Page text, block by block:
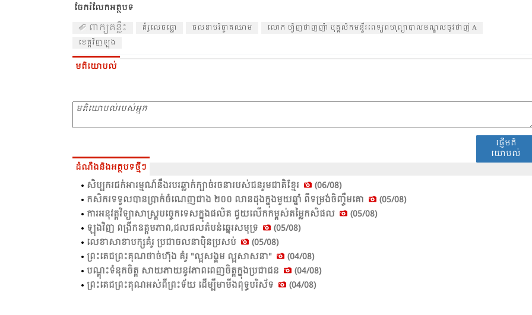
ចែករំលែកអត្ថបទ
ពាក្យគន្លឹះ គំរូ​លេច​ធ្លោ ចលនា​បរិច្ចាគ​ឈាម
លោក ហ្វិញ​ថាញ​ញ៉ា បុគ្គ​លិក​មន្ទីរ​ពេទ្យ​ពហុ​ព្យា​បាល​មណ្ឌល​ចូវ​ថាញ់ A
ខេត្ត​វិញ​ឡុង
មតិយោបល់
ផ្ញើមតិ
យោបល់
ដំណឹងនិងអត្ថបទថ្មីៗ
សិប្បករជក់អារម្មណ៍នឹងរបរឆ្លាក់ក្បាច់រចនារបស់ជនរួមជាតិខ្មែរ
(06/08)
កសិ​ករ​ទទួល​បាន​ប្រាក់​ចំ​ណេញ​ជាង​ ២០០ លាន​ដុង​ក្នុង​មួយ​ឆ្នាំ​ ពី​ទម្រង់​ចិញ្ចឹម​គោ​
(05/08)
ការ​អនុ​វត្ត​វិទ្យា​សាស្ត្រ​បច្ចេក​ទេស​ក្នុង​ផលិត​ ជួយ​លើក​កម្ពស់​តម្លៃ​កសិ​ផល​
(05/08)
ឡុង​វិញ ពង្រីក​ឧត្ដម​ភាព,​ជល​ផល​តំ​បន់​ឆ្នេរ​សមុទ្រ​
(05/08)
លេខា​សាខា​បក្ស​គំ​រូ​ ប្រ​ជា​ចលនា​ប៉ិន​ប្រ​សប់​
(05/08)
ព្រះ​តេជ​ព្រះ​គុណ​ថា​ច់ហ៊ុង គំ​រូ​ "ល្អ​សង្គម​ ល្អ​សាសនា​"
(04/08)
បណ្តុះ​ទំនុក​ចិត្ត​ សាយ​ភាយ​នូវ​ភាព​ពេញ​ចិត្ត​ក្នុង​ប្រ​ជា​ជន​
(04/08)
ព្រះតេជព្រះគុណអស់ពីព្រះទ័យ ដើម្បីមាមីងពុទ្ធបរិស័ទ
(04/08)